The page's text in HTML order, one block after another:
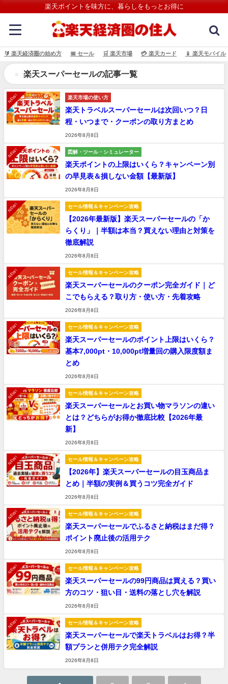
楽天ポイントを味方に、暮らしをもっとお得に
🔰 楽天経済圏の始め方 📅 セール 🛒 楽天市場 💳️ 楽天カード 📱 楽天モバイル
楽天スーパーセールの記事一覧
NEW! 楽天市場の使い方
楽天トラベルスーパーセールは次回いつ？日
程・いつまで・クーポンの取り方まとめ
2026年8月8日
NEW! 図解・ツール・シミュレーター
楽天ポイントの上限はいくら？キャンペーン別
の早見表＆損しない金額【最新版】
2026年8月8日
NEW! セール情報＆キャンペーン攻略
【2026年最新版】楽天スーパーセールの「か
らくり」｜半額は本当？買えない理由と対策を
徹底解説
2026年8月8日
NEW! セール情報＆キャンペーン攻略
楽天スーパーセールのクーポン完全ガイド｜ど
こでもらえる？取り方・使い方・先着攻略
2026年8月8日
NEW! セール情報＆キャンペーン攻略
楽天スーパーセールのポイント上限はいくら？
基本7,000pt・10,000pt増量回の購入限度額ま
とめ
2026年8月8日
NEW! セール情報＆キャンペーン攻略
楽天スーパーセールとお買い物マラソンの違い
とは？どちらがお得か徹底比較【2026年最
新】
2026年8月8日
NEW! セール情報＆キャンペーン攻略
【2026年】楽天スーパーセールの目玉商品ま
とめ｜半額の実例＆買うコツ完全ガイド
2026年8月8日
NEW! セール情報＆キャンペーン攻略
楽天スーパーセールでふるさと納税はまだ得？
ポイント廃止後の活用テク
2026年8月8日
NEW! セール情報＆キャンペーン攻略
楽天スーパーセールの99円商品は買える？買い
方のコツ・狙い目・送料の落とし穴を解説
2026年8月8日
NEW! セール情報＆キャンペーン攻略
楽天スーパーセールで楽天トラベルはお得？半
額プランと併用テク完全解説
2026年8月8日